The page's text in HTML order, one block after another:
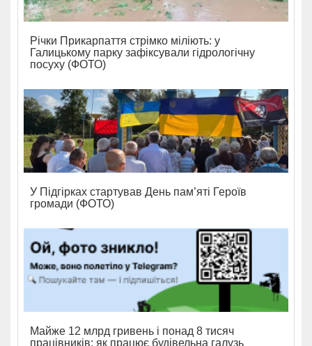
Річки Прикарпаття стрімко міліють: у
Галицькому парку зафіксували гідрологічну
посуху (ФОТО)
У Підгірках стартував День пам’яті Героїв
громади (ФОТО)
Майже 12 млрд гривень і понад 8 тисяч
працівників: як працює будівельна галузь